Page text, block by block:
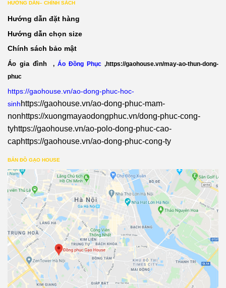
HƯỚNG DẪN– CHÍNH SÁCH
Hướng dẫn đặt hàng
Hướng dẫn chọn size
Chính sách bảo mật
Áo gia đình , Áo Đồng Phục ,https://gaohouse.vn/may-ao-thun-dong-
phuc
https://gaohouse.vn/ao-dong-phuc-hoc-
sinhhttps://gaohouse.vn/ao-dong-phuc-mam-
nonhttps://xuongmayaodongphuc.vn/dong-phuc-cong-
tyhttps://gaohouse.vn/ao-polo-dong-phuc-cao-
caphttps://gaohouse.vn/ao-dong-phuc-cong-ty
BẢN ĐỒ GẠO HOUSE